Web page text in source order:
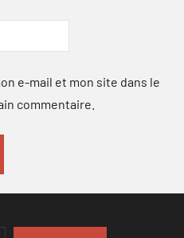
e-mail et mon site dans le
commentaire.